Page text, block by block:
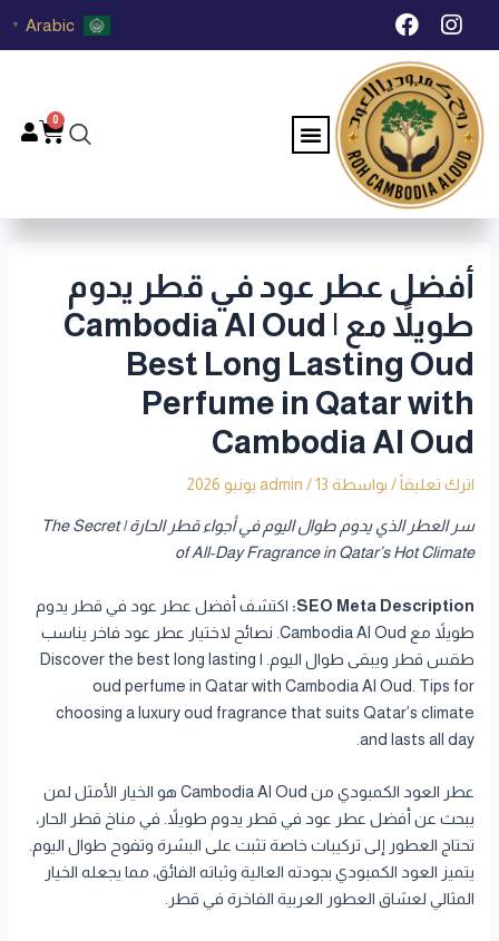
تخطي I
n
s
t
a
g
r
a
m
F
a
c
e
b
o
o
k
Arabic
▼
Menu
0
أفضل عطر عود في قطر يدوم
طويلاً مع Cambodia Al Oud |
Best Long Lasting Oud
Perfume in Qatar with
Cambodia Al Oud
اترك تعليقاً / بواسطة admin /13 يونيو 2026
سر العطر الذي يدوم طوال اليوم في أجواء قطر الحارة | The Secret
of All-Day Fragrance in Qatar’s Hot Climate
SEO Meta Description: اكتشف أفضل عطر عود في قطر يدوم
طويلاً مع Cambodia Al Oud. نصائح لاختيار عطر عود فاخر يناسب
طقس قطر ويبقى طوال اليوم. | Discover the best long lasting
oud perfume in Qatar with Cambodia Al Oud. Tips for
choosing a luxury oud fragrance that suits Qatar’s climate
and lasts all day.
عطر العود الكمبودي من Cambodia Al Oud هو الخيار الأمثل لمن
يبحث عن أفضل عطر عود في قطر يدوم طويلاً. في مناخ قطر الحار،
تحتاج العطور إلى تركيبات خاصة تثبت على البشرة وتفوح طوال اليوم.
يتميز العود الكمبودي بجودته العالية وثباته الفائق، مما يجعله الخيار
المثالي لعشاق العطور العربية الفاخرة في قطر.
Post
navigation